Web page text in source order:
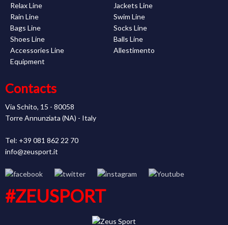
Relax Line
Jackets Line
Rain Line
Swim Line
Bags Line
Socks Line
Shoes Line
Balls Line
Accessories Line
Allestimento
Equipment
Contacts
Via Schito, 15 - 80058
Torre Annunziata (NA) - Italy
Tel: +39 081 862 22 70
info@zeusport.it
#ZEUSPORT